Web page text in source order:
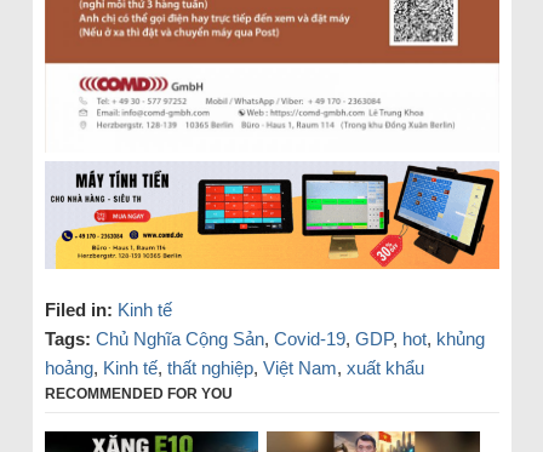
Filed in: Kinh tế
Tags: Chủ Nghĩa Cộng Sản, Covid-19, GDP, hot, khủng
hoảng, Kinh tế, thất nghiệp, Việt Nam, xuất khẩu
RECOMMENDED FOR YOU